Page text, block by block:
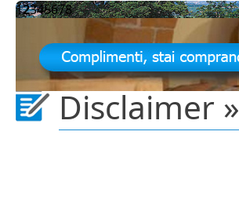
12345678
Disclaimer »